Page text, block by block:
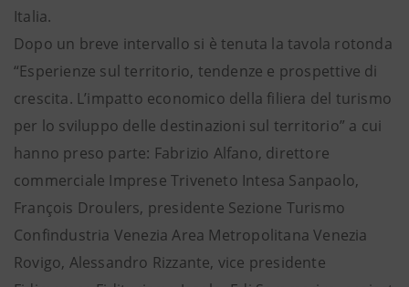
Italia.
Dopo un breve intervallo si è tenuta la tavola rotonda
“Esperienze sul territorio, tendenze e prospettive di
crescita. L’impatto economico della filiera del turismo
per lo sviluppo delle destinazioni sul territorio” a cui
hanno preso parte: Fabrizio Alfano, direttore
commerciale Imprese Triveneto Intesa Sanpaolo,
François Droulers, presidente Sezione Turismo
Confindustria Venezia Area Metropolitana Venezia
Rovigo, Alessandro Rizzante, vice presidente